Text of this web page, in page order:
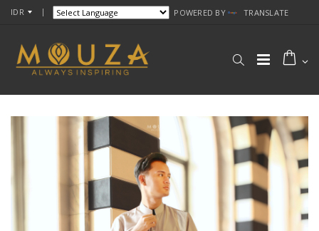
IDR POWERED BY TRANSLATE